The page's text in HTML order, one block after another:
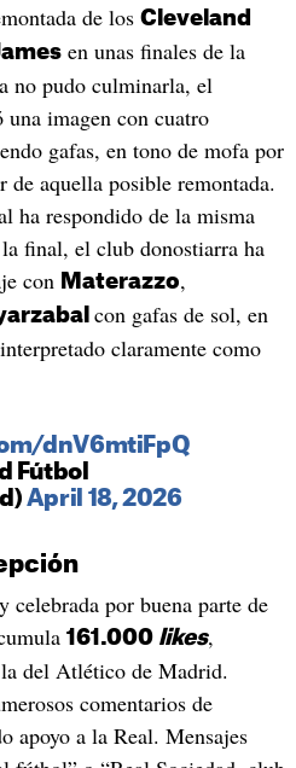
de los Cleveland
en unas finales de la
no pudo culminarla, el
imagen con cuatro
gafas, en tono de mofa por
de aquella posible remontada.
ha respondido de la misma
final, el club donostiarra ha
con Materazzo,
con gafas de sol, en
claramente como
dnV6mtiFpQ
Fútbol
April 18, 2026
por buena parte de
161.000 likes,
la del Atlético de Madrid.
comentarios de
apoyo a la Real. Mensajes